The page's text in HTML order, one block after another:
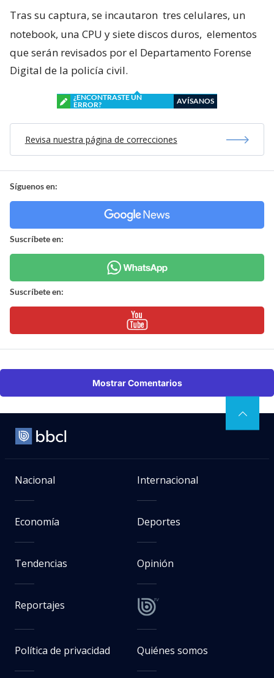
Tras su captura, se incautaron tres celulares, un
notebook, una CPU y siete discos duros, elementos
que serán revisados por el Departamento Forense
Digital de la policía civil.
¿ENCONTRASTE UN
ERROR?
AVÍSANOS
Revisa nuestra página de correcciones
Síguenos en:
Suscríbete en:
Suscríbete en:
Mostrar Comentarios
Nacional Internacional
Economía Deportes
Tendencias Opinión
Reportajes
Política de privacidad Quiénes somos